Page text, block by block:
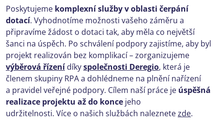
Poskytujeme komplexní služby v oblasti čerpání
dotací. Vyhodnotíme možnosti vašeho záměru a
připravíme žádost o dotaci tak, aby měla co největší
šanci na úspěch. Po schválení podpory zajistíme, aby byl
projekt realizován bez komplikací – zorganizujeme
výběrová řízenídíkyspolečnosti Deregio, která je
členem skupiny RPA a dohlédneme na plnění nařízení
a pravidel veřejné podpory. Cílem naší práce je úspěšná
realizace projektu až do konce jeho
udržitelnosti. Více o našich službách naleznetezde.